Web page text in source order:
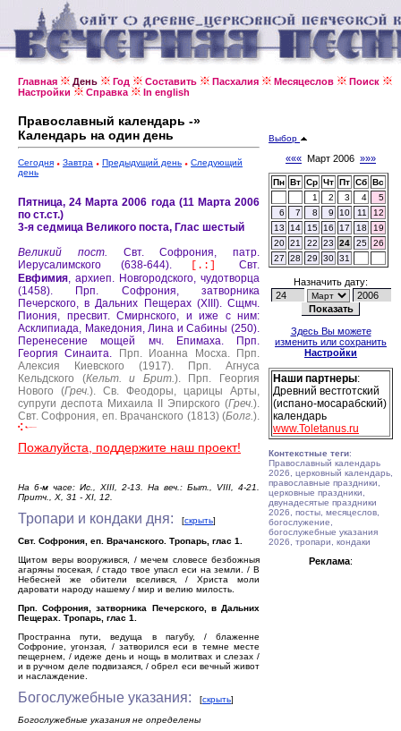
Главная День Год Составить Пасхалия Месяцеслов
Поиск
Настройки
Справка In english
Православный календарь -»
Календарь на один день
Сегодня Завтра Предыдущий день
Следующий
день
Пятница, 24 Марта 2006 года (11 Марта 2006
по ст.ст.)
3-я седмица Великого поста, Глас шестый
Великий пост.
Свт. Софрония, патр.
Иерусалимского (638-644).
[.:]
Свт.
Евфимия, архиеп. Новгородского, чудотворца
(1458).
Прп. Софрония, затворника
Печерского, в Дальних Пещерах (XIII). Сщмч.
Пиония, пресвит. Смирнского, и иже с ним:
Асклипиада, Македония, Лина и Сабины (250).
Перенесение мощей мч. Епимаха.
Прп.
Георгия Синаита.
Прп. Иоанна Мосха.
Прп.
Алексия Киевского (1917).
Прп. Агнуса
Кельдского (Кельт. и Брит.).
Прп. Георгия
Нового (Греч.). Св. Феодоры, царицы Арты,
супруги деспота Михаила II Эпирского (Греч.).
Свт. Софрония, еп. Врачанского (1813) (Болг.).
Пожалуйста, поддержите наш проект!
На 6-м часе: Ис., XIII, 2-13. На веч.: Быт., VIII, 4-21.
Притч., X, 31 - XI, 12.
Тропари и кондаки дня: [скрыть]
Свт. Софрония, еп. Врачанского. Тропарь, глас 1.
Щитом веры вооружився, / мечем словесе безбожныя
агаряны посекая, / стадо твое упасл еси на земли. / В
Небесней же обители вселився, / Христа моли
даровати народу нашему / мир и велию милость.
Прп. Софрония, затворника Печерского, в Дальних
Пещерах. Тропарь, глас 1.
Пространна пути, ведуща в пагубу, / блаженне
Софроние, угонзая, / затворился еси в темне месте
пещернем, / идеже день и нощь в молитвах и слезах /
и в ручном деле подвизаяся, / обрел еси вечный живот
и наслаждение.
Богослужебные указания: [скрыть]
Богослужебные указания не определены
Выбор
««« Март 2006 »»»
Пн Вт Ср Чт Пт Сб Вс
1
2 3 4
5
6
7 8 9 10 11
12
13
14 15 16 17 18
19
20 21 22 23 24 25
26
27
28 29 30 31
Назначить дату:
Здесь Вы можете
изменить или сохранить
Настройки
Наши партнеры:
Древний вестготский
(испано-мосарабский)
календарь
www.Toletanus.ru
Контекстные теги:
Православный календарь
2026, церковный календарь,
православные праздники,
церковные праздники,
двунадесятые праздники
2026, посты, месяцеслов,
богослужение,
богослужебные указания
2026, тропари, кондаки
Реклама: